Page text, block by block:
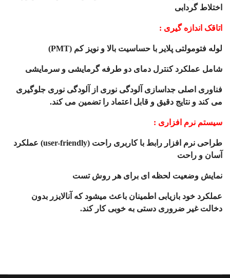
اختلاط گردابی
اتاقک اندازه گیری :
لوله فتومولتی پلایر با حساسیت بالا و نویز کم (PMT
)
شامل عملکرد کنترل دمای دو طرفه گرمایشی و سرمایشی
فناوری اصلی جداسازی آلودگی نوری از آلودگی نوری جلوگیری
می کند و نتایج دقیق و قابل اعتماد را تضمین می کند.
سیستم نرم افزاری :
طراحی نرم افزار رابط با کاربری راحت (user-friendly) عملکرد
آسان و راحت
نمایش وضعیت لحظه ای برای هر روش تست
عملکرد خود بازیابی اطمینان باعث میشود که آنالایزر بدون
دخالت غیر ضروری دستی به خوبی کار کند.